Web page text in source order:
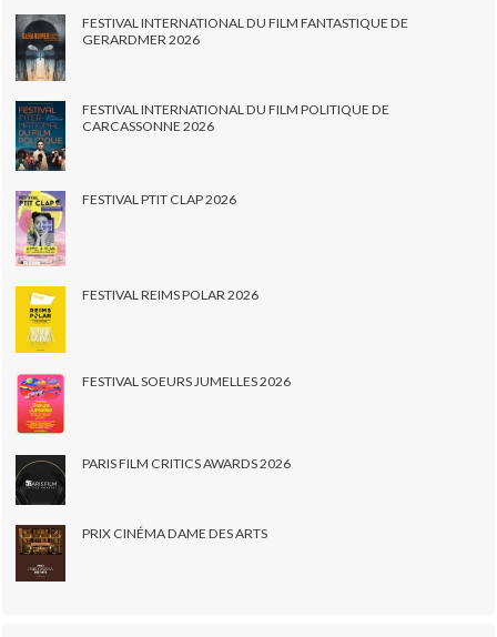
FESTIVAL INTERNATIONAL DU FILM FANTASTIQUE DE
GERARDMER 2026
FESTIVAL INTERNATIONAL DU FILM POLITIQUE DE
CARCASSONNE 2026
FESTIVAL PTIT CLAP 2026
FESTIVAL REIMS POLAR 2026
FESTIVAL SOEURS JUMELLES 2026
PARIS FILM CRITICS AWARDS 2026
PRIX CINÉMA DAME DES ARTS